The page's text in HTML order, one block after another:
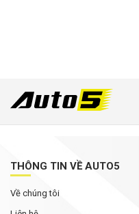
THÔNG TIN VỀ AUTO5
Về chúng tôi